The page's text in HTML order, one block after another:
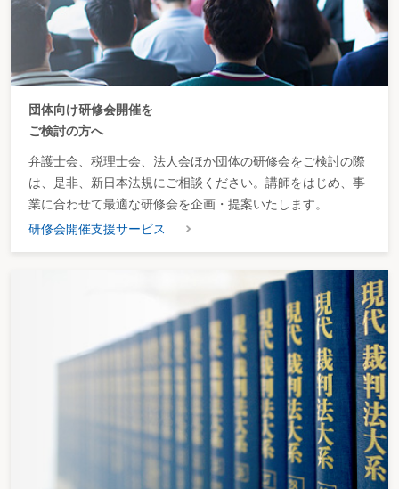
団体向け研修会開催を
ご検討の方へ
弁護士会、税理士会、法人会ほか団体の研修会をご検討の際
は、是非、新日本法規にご相談ください。講師をはじめ、事
業に合わせて最適な研修会を企画・提案いたします。
研修会開催支援サービス